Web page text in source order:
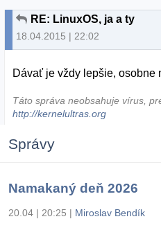
RE: LinuxOS, ja a ty
18.04.2015 | 22:02
Dávať je vždy lepšie, osobne
Táto správa neobsahuje vírus,
http://kernelultras.org
Správy
Namakaný deň 2026
20.04 | 20:25 | Miroslav Bendík